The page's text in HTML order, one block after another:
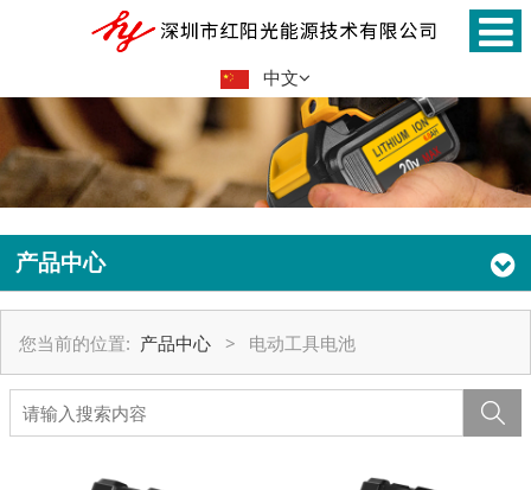
中文
产品中心
您当前的位置: 产品中心 > 电动工具电池